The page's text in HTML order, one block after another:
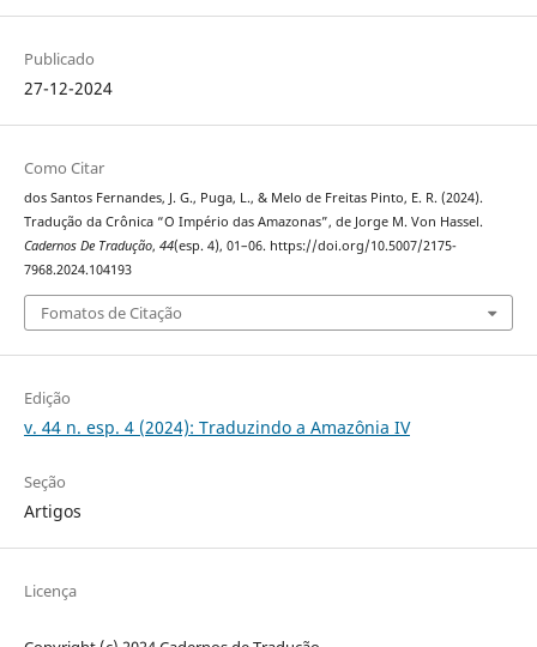
Publicado
27-12-2024
Como Citar
dos Santos Fernandes, J. G., Puga, L., & Melo de Freitas Pinto, E. R. (2024).
Tradução da Crônica “O Império das Amazonas”, de Jorge M. Von Hassel.
Cadernos De Tradução, 44(esp. 4), 01–06. https://doi.org/10.5007/2175-
7968.2024.104193
Fomatos de Citação
Edição
v. 44 n. esp. 4 (2024): Traduzindo a Amazônia IV
Seção
Artigos
Licença